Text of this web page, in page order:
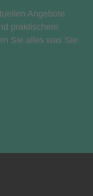
Angebote
praktischem
Sie alles was Sie